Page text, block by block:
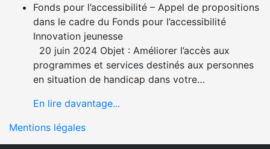
Fonds pour l’accessibilité – Appel de propositions
dans le cadre du Fonds pour l’accessibilité
Innovation jeunesse
20 juin 2024 Objet : Améliorer l’accès aux
programmes et services destinés aux personnes
en situation de handicap dans votre…
En lire davantage...
Mentions légales